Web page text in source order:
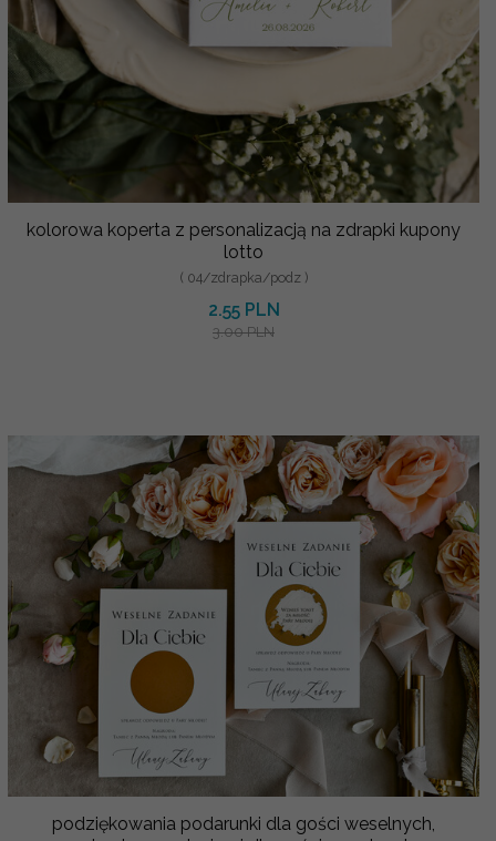
kolorowa koperta z personalizacją na zdrapki kupony
lotto
( 04/zdrapka/podz )
2.55 PLN
3.00 PLN
podziękowania podarunki dla gości weselnych,